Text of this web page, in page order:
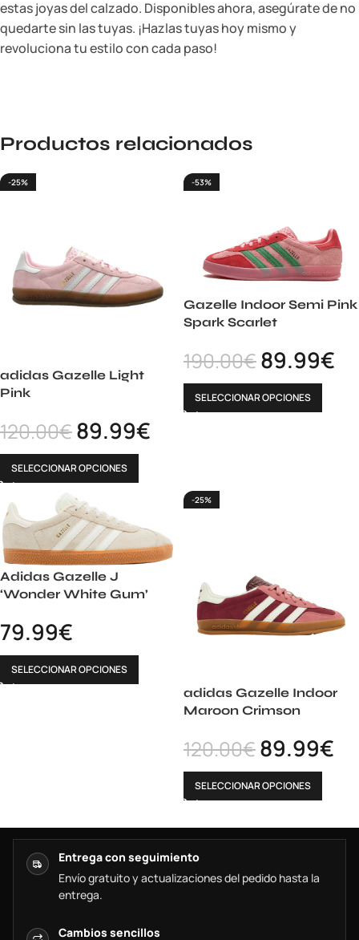
estas joyas del calzado. Disponibles ahora, asegúrate de no
quedarte sin las tuyas. ¡Hazlas tuyas hoy mismo y
revoluciona tu estilo con cada paso!
Productos relacionados
-25%
adidas Gazelle Light
Pink
120.00€89.99€
SELECCIONAR OPCIONES
-53%
Gazelle Indoor Semi Pink
Spark Scarlet
190.00€89.99€
SELECCIONAR OPCIONES
Adidas Gazelle J
‘Wonder White Gum’
79.99€
SELECCIONAR OPCIONES
-25%
adidas Gazelle Indoor
Maroon Crimson
120.00€89.99€
SELECCIONAR OPCIONES
Entrega con seguimiento
Envío gratuito y actualizaciones del pedido hasta la
entrega.
Cambios sencillos